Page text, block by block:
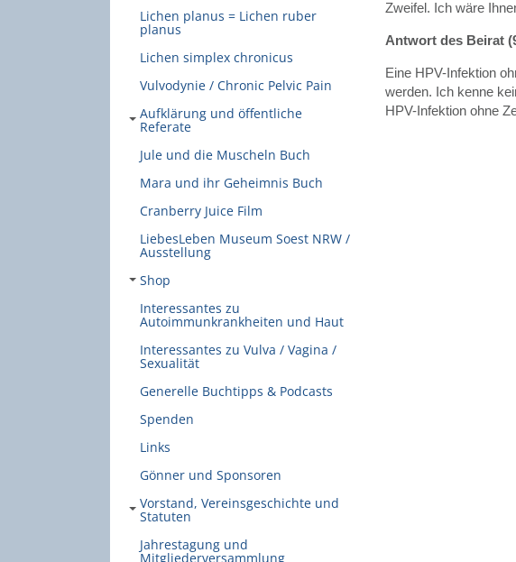
Lichen planus = Lichen ruber
planus
Lichen simplex chronicus
Vulvodynie / Chronic Pelvic Pain
Aufklärung und öffentliche
Referate
Jule und die Muscheln Buch
Mara und ihr Geheimnis Buch
Cranberry Juice Film
LiebesLeben Museum Soest NRW /
Ausstellung
Shop
Interessantes zu
Autoimmunkrankheiten und Haut
Interessantes zu Vulva / Vagina /
Sexualität
Generelle Buchtipps & Podcasts
Spenden
Links
Gönner und Sponsoren
Vorstand, Vereinsgeschichte und
Statuten
Jahrestagung und
Mitgliederversammlung
Zweifel. Ich wäre
Antwort des Beirat
Eine HPV-Infektion
werden. Ich kenne
HPV-Infektion ohne